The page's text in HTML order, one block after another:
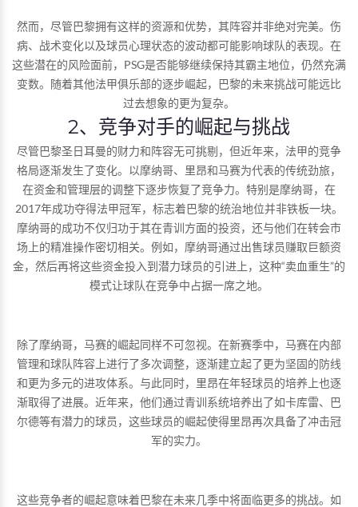
然而，尽管巴黎拥有这样的资源和优势，其阵容并非绝对完美。伤
病、战术变化以及球员心理状态的波动都可能影响球队的表现。在
这些潜在的风险面前，PSG是否能够继续保持其霸主地位，仍然充满
变数。随着其他法甲俱乐部的逐步崛起，巴黎的未来挑战可能远比
过去想象的更为复杂。
2、竞争对手的崛起与挑战
尽管巴黎圣日耳曼的财力和阵容无可挑剔，但近年来，法甲的竞争
格局逐渐发生了变化。以摩纳哥、里昂和马赛为代表的传统劲旅，
在资金和管理层的调整下逐步恢复了竞争力。特别是摩纳哥，在
2017年成功夺得法甲冠军，标志着巴黎的统治地位并非铁板一块。
摩纳哥的成功不仅归功于其在青训方面的投资，还与他们在转会市
场上的精准操作密切相关。例如，摩纳哥通过出售球员赚取巨额资
金，然后再将这些资金投入到潜力球员的引进上，这种“卖血重生”的
模式让球队在竞争中占据一席之地。
除了摩纳哥，马赛的崛起同样不可忽视。在新赛季中，马赛在内部
管理和球队阵容上进行了多次调整，逐渐建立起了更为坚固的防线
和更为多元的进攻体系。与此同时，里昂在年轻球员的培养上也逐
渐取得了进展。近年来，他们通过青训系统培养出了如卡库雷、巴
尔德等有潜力的球员，这些球员的崛起使得里昂再次具备了冲击冠
军的实力。
这些竞争者的崛起意味着巴黎在未来几季中将面临更多的挑战。如